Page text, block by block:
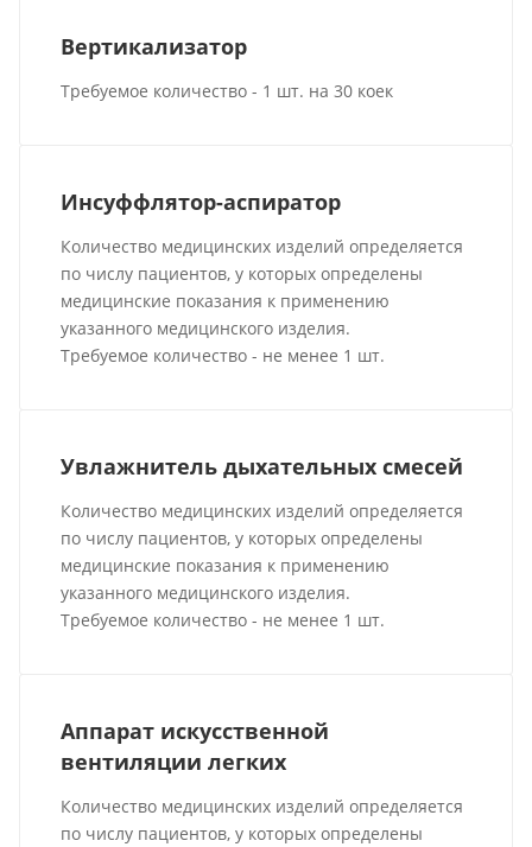
Вертикализатор
Требуемое количество - 1 шт. на 30 коек
Инсуффлятор-аспиратор
Количество медицинских изделий определяется
по числу пациентов, у которых определены
медицинские показания к применению
указанного медицинского изделия.
Требуемое количество - не менее 1 шт.
Увлажнитель дыхательных смесей
Количество медицинских изделий определяется
по числу пациентов, у которых определены
медицинские показания к применению
указанного медицинского изделия.
Требуемое количество - не менее 1 шт.
Аппарат искусственной
вентиляции легких
Количество медицинских изделий определяется
по числу пациентов, у которых определены